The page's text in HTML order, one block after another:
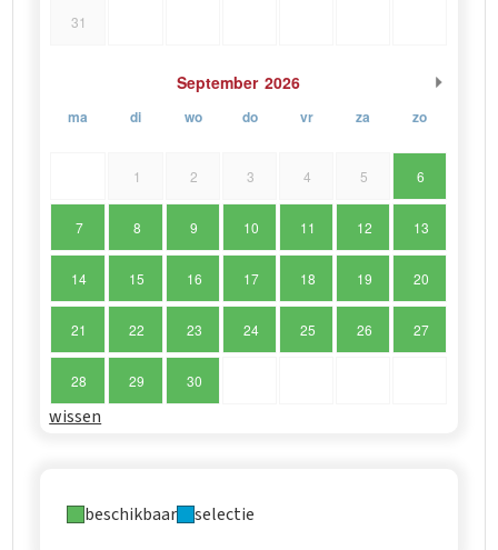
31
September 2026
ma di wo do vr za zo
1 2 3 4 5 6
7 8 9 10 11 12 13
14 15 16 17 18 19 20
21 22 23 24 25 26 27
28 29 30
wissen
beschikbaar selectie